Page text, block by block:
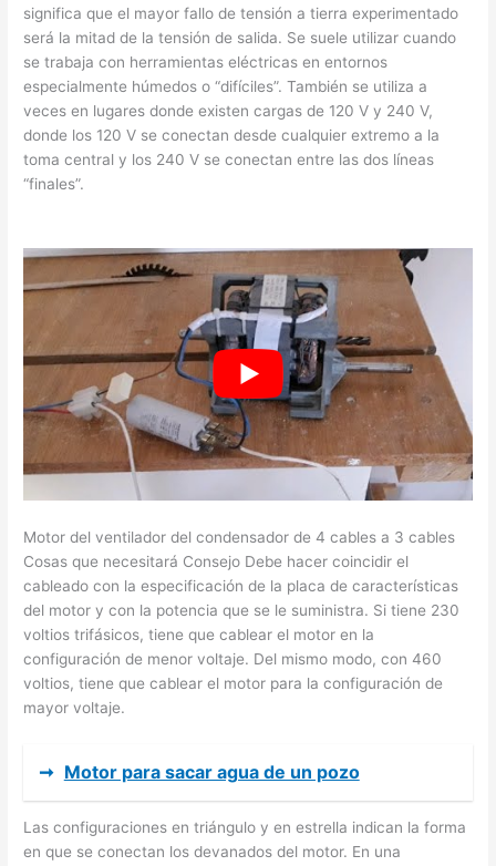
significa que el mayor fallo de tensión a tierra experimentado
será la mitad de la tensión de salida. Se suele utilizar cuando
se trabaja con herramientas eléctricas en entornos
especialmente húmedos o “difíciles”. También se utiliza a
veces en lugares donde existen cargas de 120 V y 240 V,
donde los 120 V se conectan desde cualquier extremo a la
toma central y los 240 V se conectan entre las dos líneas
“finales”.
Motor del ventilador del condensador de 4 cables a 3 cables
Cosas que necesitará Consejo Debe hacer coincidir el
cableado con la especificación de la placa de características
del motor y con la potencia que se le suministra. Si tiene 230
voltios trifásicos, tiene que cablear el motor en la
configuración de menor voltaje. Del mismo modo, con 460
voltios, tiene que cablear el motor para la configuración de
mayor voltaje.
➞ Motor para sacar agua de un pozo
Las configuraciones en triángulo y en estrella indican la forma
en que se conectan los devanados del motor. En una